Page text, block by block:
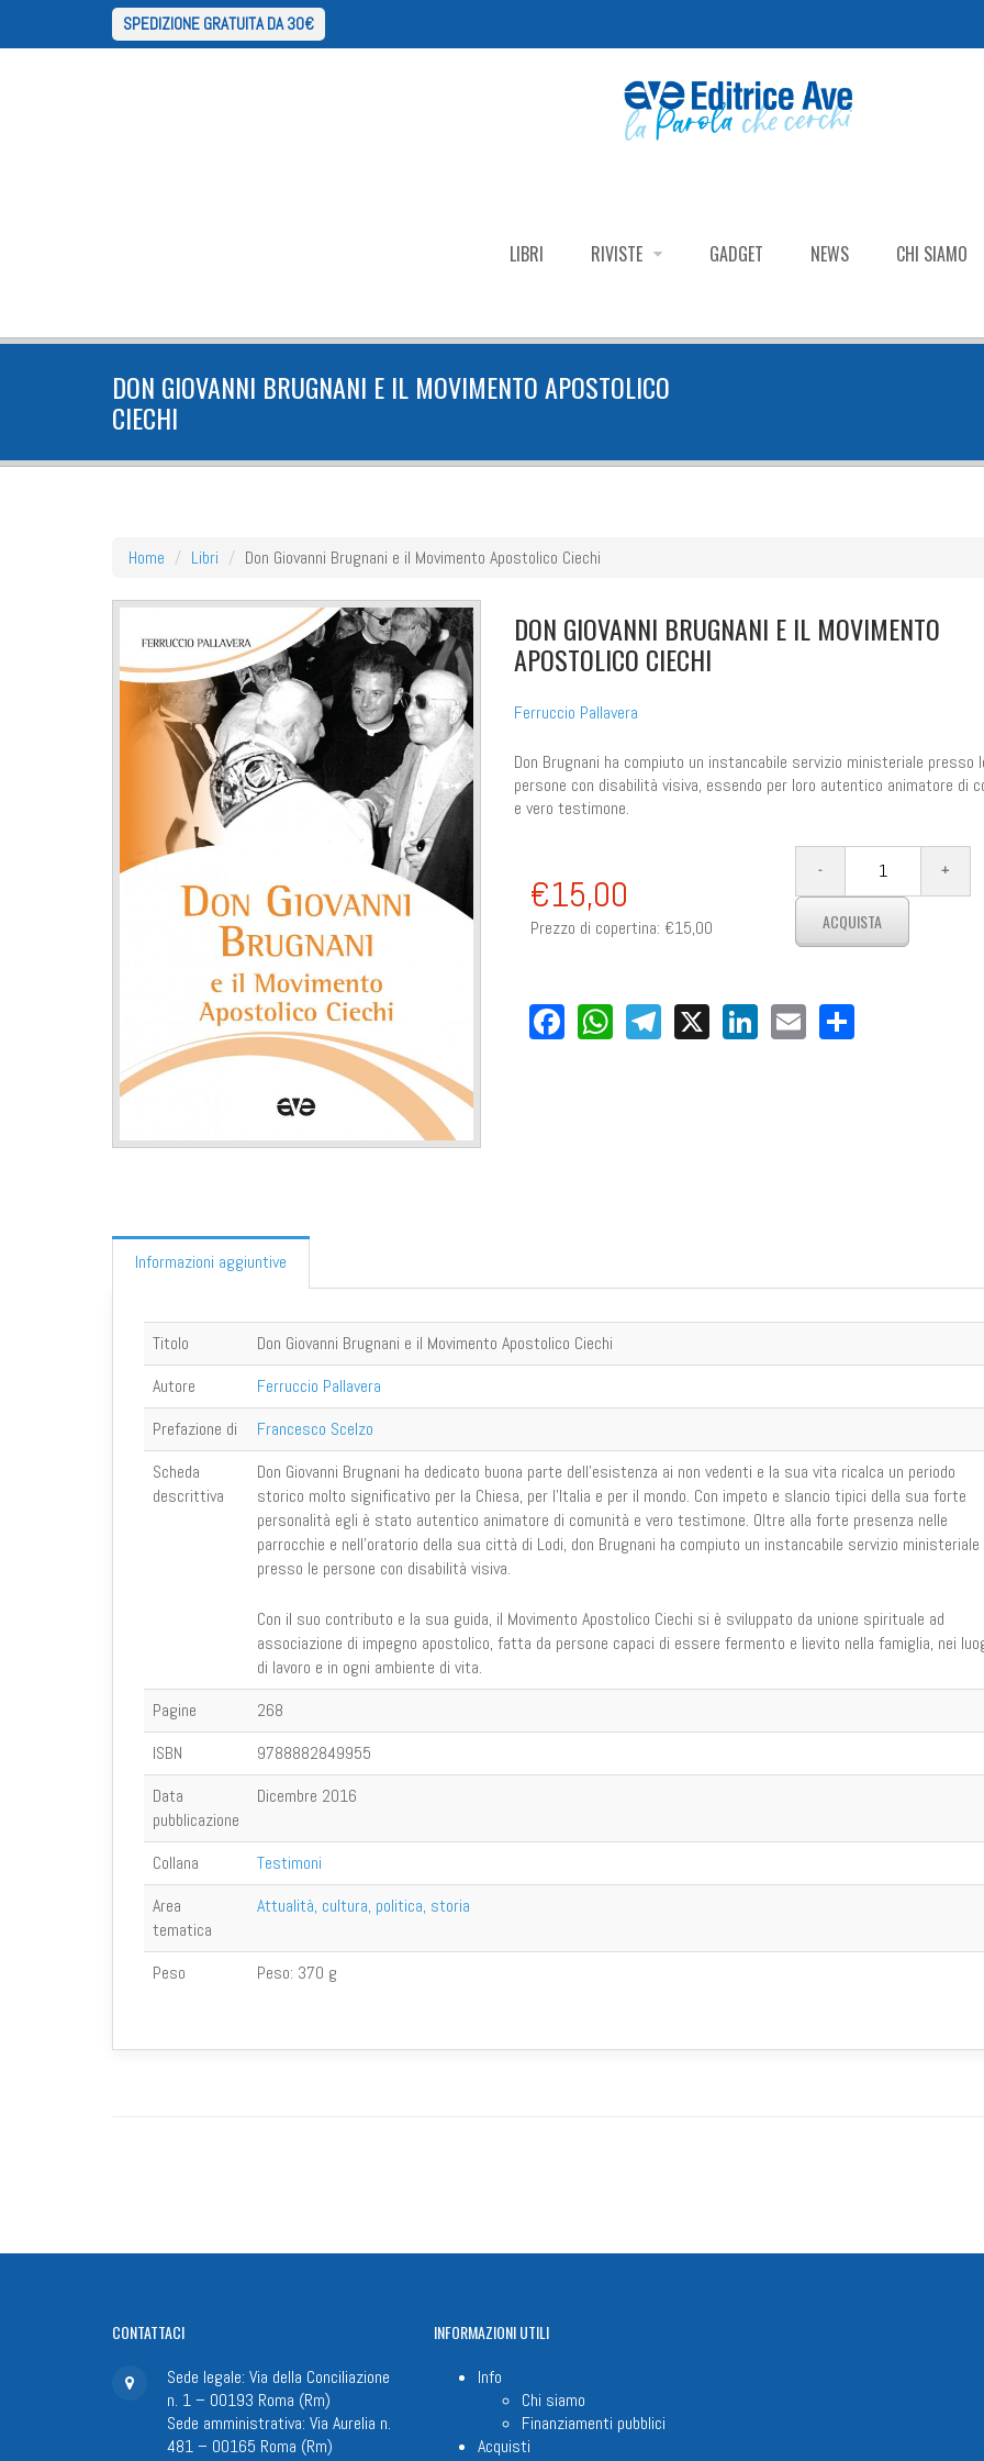
SPEDIZIONE GRATUITA DA 30€
LIBRI RIVISTE GADGET NEWS CHI SIAMO
DON GIOVANNI BRUGNANI E IL MOVIMENTO APOSTOLICO
CIECHI
Home Libri Don Giovanni Brugnani e il Movimento Apostolico Ciechi
DON GIOVANNI BRUGNANI E IL MOVIMENTO
APOSTOLICO CIECHI
Ferruccio Pallavera
Don Brugnani ha compiuto un instancabile servizio ministeriale presso
persone con disabilità visiva, essendo per loro autentico animatore di
e vero testimone.
€15,00
Prezzo di copertina: €15,00
Facebook
WhatsApp
Telegram
X LinkedIn
EmailShare
Informazioni aggiuntive
Titolo
Don Giovanni Brugnani e il Movimento Apostolico Ciechi
Autore
Ferruccio Pallavera
Prefazione di
Francesco Scelzo
Scheda
descrittiva
Don Giovanni Brugnani ha dedicato buona parte dell'esistenza ai non vedenti e la sua vita ricalca un periodo
storico molto significativo per la Chiesa, per l'Italia e per il mondo. Con impeto e slancio tipici della sua forte
personalità egli è stato autentico animatore di comunità e vero testimone. Oltre alla forte presenza nelle
parrocchie e nell'oratorio della sua città di Lodi, don Brugnani ha compiuto un instancabile servizio ministeriale
presso le persone con disabilità visiva.
Con il suo contributo e la sua guida, il Movimento Apostolico Ciechi si è sviluppato da unione spirituale ad
associazione di impegno apostolico, fatta da persone capaci di essere fermento e lievito nella famiglia, nei
di lavoro e in ogni ambiente di vita.
Pagine
268
ISBN
9788882849955
Data
pubblicazione
Dicembre 2016
Collana
Testimoni
Area
tematica
Attualità, cultura, politica, storia
Peso Peso: 370 g
CONTATTACI
Sede legale: Via della Conciliazione
n. 1 – 00193 Roma (Rm)
Sede amministrativa: Via Aurelia n.
481 – 00165 Roma (Rm)
INFORMAZIONIUTILI
Info
Chi siamo
Finanziamenti pubblici
Acquisti